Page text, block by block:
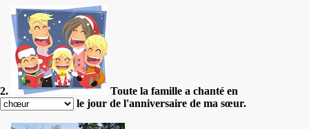
2.
Toute la famille a chanté en
le jour de l'anniversaire de ma sœur.